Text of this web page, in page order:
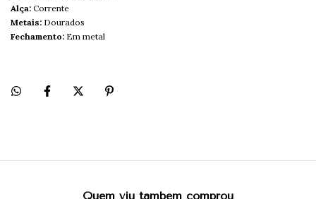
Alça: Corrente
Metais: Dourados
Fechamento: Em metal
Quem viu também comprou